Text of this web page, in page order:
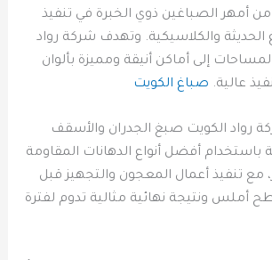
أمهر الصباغين ذوي الخبرة في تنفيذ
الحديثة والكلاسيكية. وتهدف شركة رواد
إلى أماكن أنيقة ومميزة بألوان
عالية. صباغ الكويت
الكويت صبغ الجدران والأسقف
باستخدام أفضل أنواع الدهانات المقاومة
مع تنفيذ أعمال المعجون والتجهيز قبل
أملس ونتيجة نهائية مثالية تدوم لفترة